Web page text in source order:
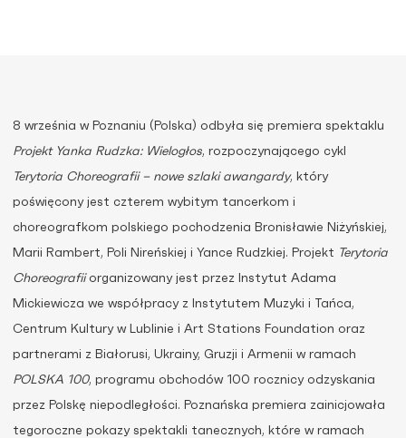
8 września w Poznaniu (Polska) odbyła się premiera spektaklu
Projekt Yanka Rudzka: Wielogłos, rozpoczynającego cykl
Terytoria Choreografii – nowe szlaki awangardy, który
poświęcony jest czterem wybitym tancerkom i
choreografkom polskiego pochodzenia Bronisławie Niżyńskiej,
Marii Rambert, Poli Nireńskiej i Yance Rudzkiej. Projekt Terytoria
Choreografiiorganizowany jest przez Instytut Adama
Mickiewicza we współpracy z Instytutem Muzyki i Tańca,
Centrum Kultury w Lublinie i Art Stations Foundation oraz
partnerami z Białorusi, Ukrainy, Gruzji i Armenii w ramach
POLSKA 100, programu obchodów 100 rocznicy odzyskania
przez Polskę niepodległości. Poznańska premiera zainicjowała
tegoroczne pokazy spektakli tanecznych, które w ramach